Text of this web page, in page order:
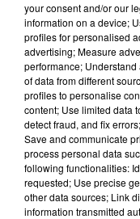
Une société
d'une plateforme
chargement/
pointage des
Le poste se déroule
devront être réalisées
d'hygiène alimentaire.
your consent and/or our
information on a device;
profiles for personalised
advertising; Measure
performance;
of data from different
profiles to personalise
content; Use limited data
detect fraud, and fix
Save and communicate
process personal data
following functionalities:
requested; Use precise
other data sources; Link
information transmitted